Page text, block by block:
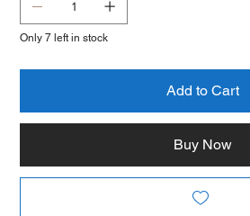
Only 7 left in stock
Add to Cart
Buy Now